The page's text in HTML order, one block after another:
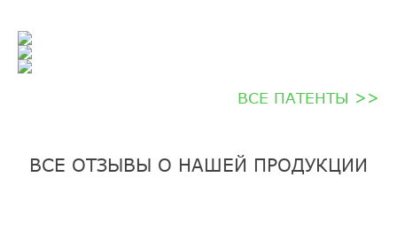
ВСЕ ПАТЕНТЫ >>
ВСЕ ОТЗЫВЫ О НАШЕЙ ПРОДУКЦИИ